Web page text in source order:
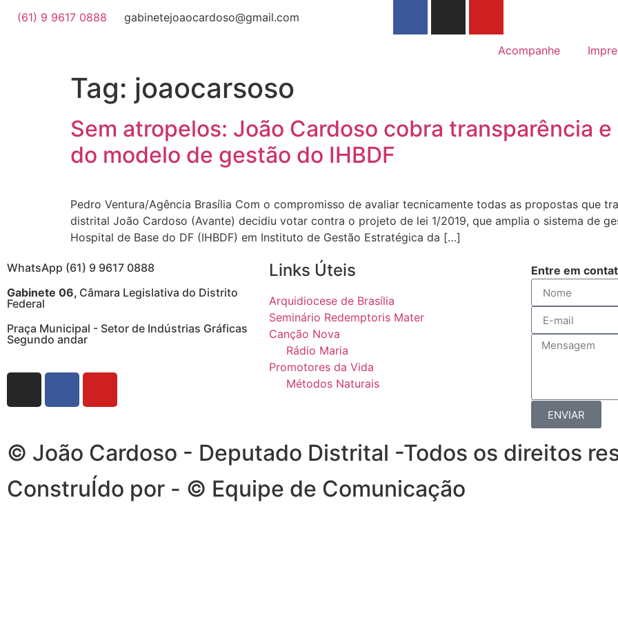
(61) 9 9617 0888 gabinetejoaocardoso@gmail.com
Acompanhe
Tag: joaocarsoso
Sem atropelos: João Cardoso cobra transparência
do modelo de gestão do IHBDF
Pedro Ventura/Agência Brasília Com o compromisso de avaliar tecnicamente todas as propostas que
distrital João Cardoso (Avante) decidiu votar contra o projeto de lei 1/2019, que amplia o sistema de
Hospital de Base do DF (IHBDF) em Instituto de Gestão Estratégica da […]
WhatsApp (61) 9 9617 0888
Gabinete 06, Câmara Legislativa do Distrito
Federal
Praça Municipal - Setor de Indústrias Gráficas
Segundo andar
Links Úteis
Arquidiocese de Brasília
Seminário Redemptoris Mater
Canção Nova
Rádio Maria
Promotores da Vida
Métodos Naturais
Entre em
ENVIAR
© João Cardoso - Deputado Distrital -Todos os direitos
ConstruÍdo por - © Equipe de Comunicação